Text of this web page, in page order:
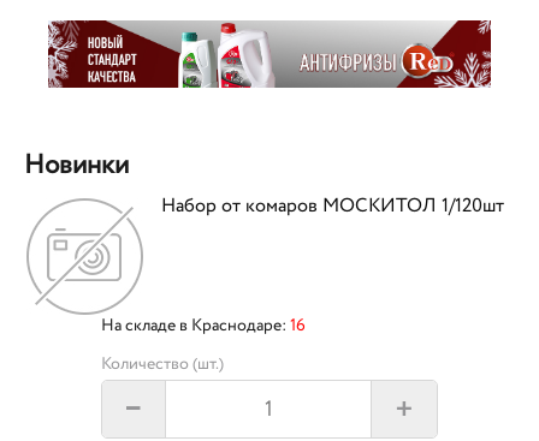
Новинки
Набор от комаров МОСКИТОЛ 1/120шт
На складе в Краснодаре: 16
Количество (шт.)
– +